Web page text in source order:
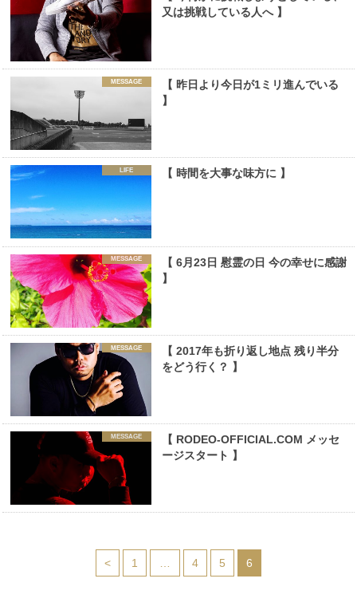
又は挑戦している人へ 】
MESSAGE
【 昨日より今日が1ミリ進んでいる
】
LIFE 【 時間を大事な味方に 】
MESSAGE
【 6月23日 慰霊の日 今の幸せに感謝
】
MESSAGE
【 2017年も折り返し地点 残り半分
をどう行く？ 】
MESSAGE
【 RODEO-OFFICIAL.COM メッセ
ージスタート 】
< 1 4 5 6